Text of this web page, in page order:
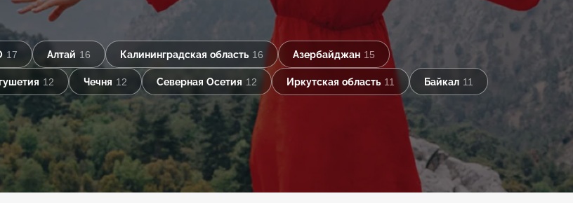
17 Алтай 16 Калининградская область 16 Азербайджан 15
12 Чечня 12 Северная Осетия 12 Иркутская область 11 Байкал 11